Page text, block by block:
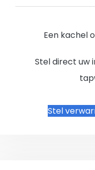
Een kachel
Stel direct uw
Stel